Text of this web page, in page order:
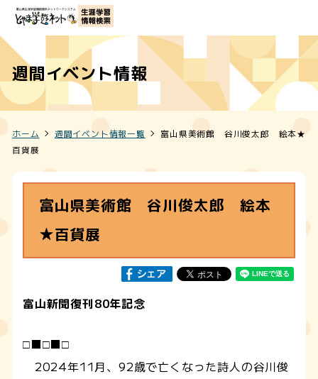
週間イベント情報
ホーム 週間イベント情報一覧
富山県美術館 谷川俊太郎 絵本★
百貨展
富山県美術館 谷川俊太郎 絵本
★百貨展
富山新聞復刊80年記念
□■□■□
2024年11月、92歳で亡くなった詩人の谷川俊